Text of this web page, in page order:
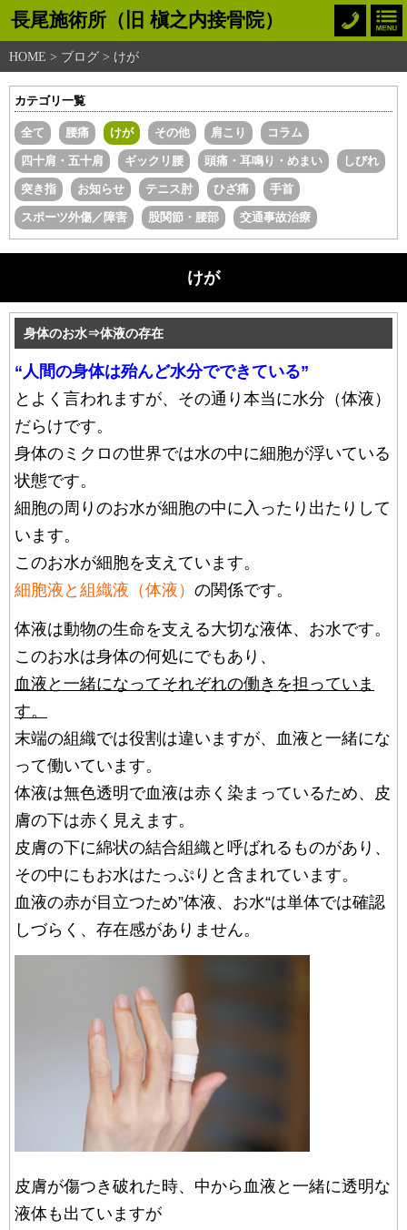
長尾施術所（旧 槇之内接骨院）
HOME > ブログ > けが
カテゴリ一覧
全て 腰痛 けが その他 肩こり コラム
四十肩・五十肩 ギックリ腰 頭痛・耳鳴り・めまい しびれ
突き指 お知らせ テニス肘 ひざ痛 手首
スポーツ外傷／障害 股関節・腰部 交通事故治療
けが
身体のお水⇒体液の存在
“人間の身体は殆んど水分でできている”
とよく言われますが、その通り本当に水分（体液）
だらけです。
身体のミクロの世界では水の中に細胞が浮いている
状態です。
細胞の周りのお水が細胞の中に入ったり出たりして
います。
このお水が細胞を支えています。
細胞液と組織液（体液） の関係です。
体液は動物の生命を支える大切な液体、お水です。
このお水は身体の何処にでもあり、
血液と一緒になってそれぞれの働きを担っていま
す。
末端の組織では役割は違いますが、血液と一緒にな
って働いています。
体液は無色透明で血液は赤く染まっているため、皮
膚の下は赤く見えます。
皮膚の下に綿状の結合組織と呼ばれるものがあり、
その中にもお水はたっぷりと含まれています。
血液の赤が目立つため”体液、お水“は単体では確認
しづらく、存在感がありません。
皮膚が傷つき破れた時、中から血液と一緒に透明な
液体も出ていますが